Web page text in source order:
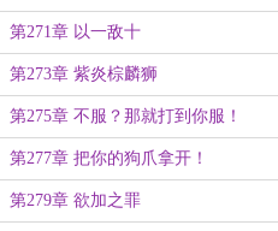
第271章 以一敌十
第273章 紫炎棕麟狮
第275章 不服？那就打到你服！
第277章 把你的狗爪拿开！
第279章 欲加之罪